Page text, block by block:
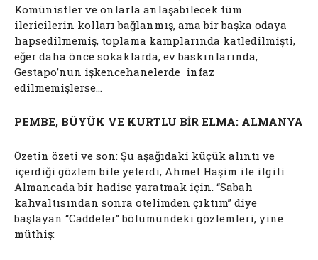
Komünistler ve onlarla anlaşabilecek tüm
ilericilerin kolları bağlanmış, ama bir başka odaya
hapsedilmemiş, toplama kamplarında katledilmişti,
eğer daha önce sokaklarda, ev baskınlarında,
Gestapo’nun işkencehanelerde infaz
edilmemişlerse…
PEMBE, BÜYÜK VE KURTLU BİR ELMA: ALMANYA
Özetin özeti ve son: Şu aşağıdaki küçük alıntı ve
içerdiği gözlem bile yeterdi, Ahmet Haşim ile ilgili
Almancada bir hadise yaratmak için. “Sabah
kahvaltısından sonra otelimden çıktım” diye
başlayan “Caddeler” bölümündeki gözlemleri, yine
müthiş: